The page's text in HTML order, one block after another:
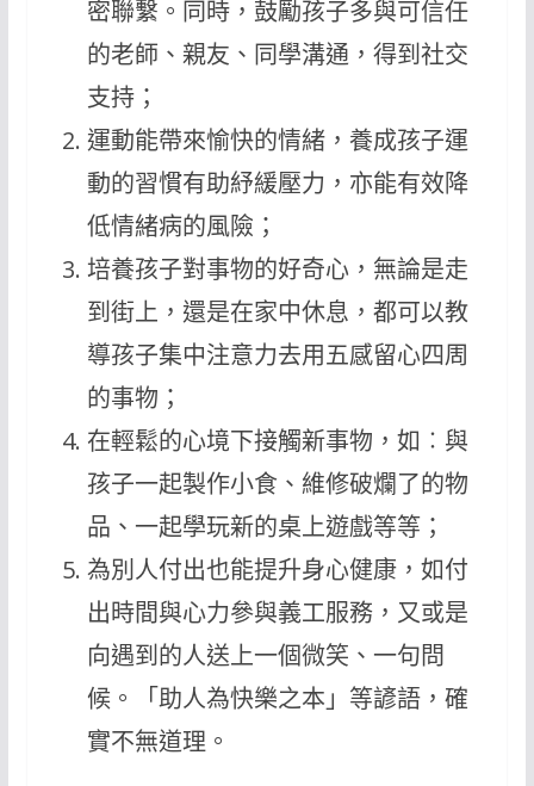
密聯繫。同時，鼓勵孩子多與可信任
的老師、親友、同學溝通，得到社交
支持；
運動能帶來愉快的情緒，養成孩子運
動的習慣有助紓緩壓力，亦能有效降
低情緒病的風險；
培養孩子對事物的好奇心，無論是走
到街上，還是在家中休息，都可以教
導孩子集中注意力去用五感留心四周
的事物；
在輕鬆的心境下接觸新事物，如︰與
孩子一起製作小食、維修破爛了的物
品、一起學玩新的桌上遊戲等等；
為別人付出也能提升身心健康，如付
出時間與心力參與義工服務，又或是
向遇到的人送上一個微笑、一句問
候。「助人為快樂之本」等諺語，確
實不無道理。